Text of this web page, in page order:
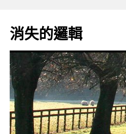
主
要
消失的邏輯